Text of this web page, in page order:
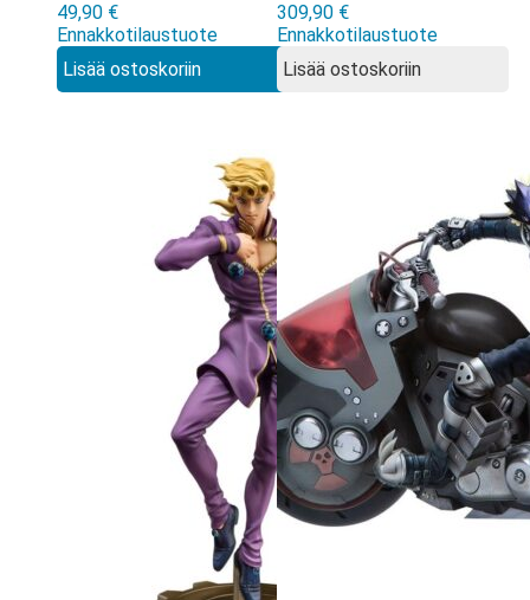
Parade figuuri
49,90 €
Ennakkotilaustuote
Lisää ostoskoriin
Coldflame’s Pale
Blade ver
ARTFXJ figuuri
309,90 €
Ennakkotilaustuote
Lisää ostoskoriin